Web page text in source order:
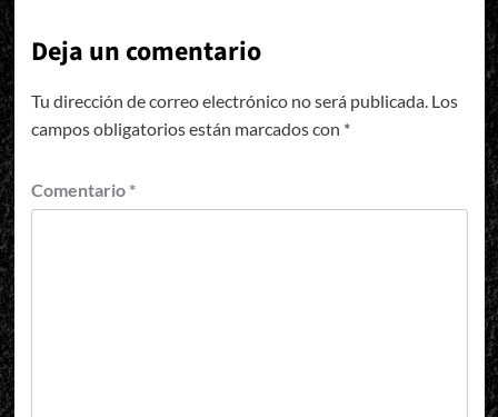
Deja un comentario
Tu dirección de correo electrónico no será publicada. Los
campos obligatorios están marcados con *
Comentario *